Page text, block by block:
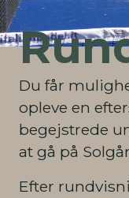
Du får
opleve en
begejstrede
at gå på
Efter